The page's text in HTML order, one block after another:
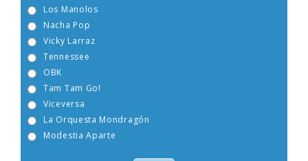
Los Manolos
Nacha Pop
Vicky Larraz
Tennessee
OBK
Tam Tam Go!
Viceversa
La Orquesta Mondragón
Modestia Aparte